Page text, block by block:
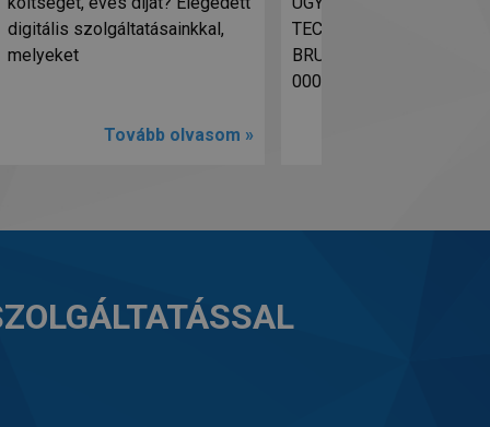
digitális szolgáltatásainkkal,
melyeket
Tovább olvasom »
TECHNIKAI TÁMOGATÓ!
BRUTTÓ BÉR: 600 000-
000 Ft/hó MUNKA